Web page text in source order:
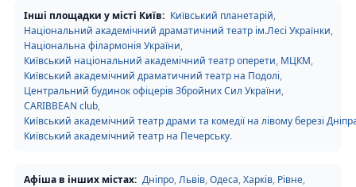
Інші площадки у місті Київ: Київський планетарій,
Національний академічний драматичний театр ім.Лесі Українки,
Національна філармонія України,
Київський національний академічний театр оперети, МЦКМ,
Київський академічний драматичний театр на Подолі,
Центральний будинок офіцерів Збройних Сил України,
CARIBBEAN club,
Київський академічний театр драми та комедії на лівому березі
Київський академічний театр на Печерську.
Афіша в інших містах: Дніпро,Львів,Одеса,Харків, Рівне,